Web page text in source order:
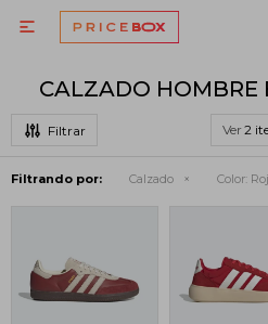

CALZADO HOMBRE
Ver
Filtrando por: Calzado Color: